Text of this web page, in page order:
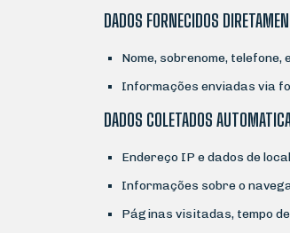
DADOS FORNECIDOS
Nome, sobrenome, telefone,
Informações enviadas via
DADOS COLETADOS
Endereço IP e dados de
Informações sobre o
Páginas visitadas, tempo